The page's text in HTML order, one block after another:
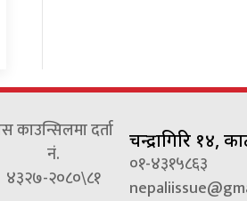
काउन्सिलमा दर्ता
नं.
४३२७-२०८०\८१
चन्द्रागिरि १४,
०१-४३१५८६३